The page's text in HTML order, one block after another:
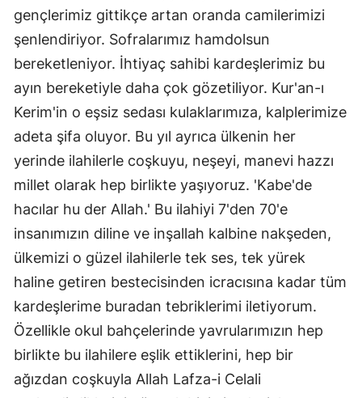
gençlerimiz gittikçe artan oranda camilerimizi
şenlendiriyor. Sofralarımız hamdolsun
bereketleniyor. İhtiyaç sahibi kardeşlerimiz bu
ayın bereketiyle daha çok gözetiliyor. Kur'an-ı
Kerim'in o eşsiz sedası kulaklarımıza, kalplerimize
adeta şifa oluyor. Bu yıl ayrıca ülkenin her
yerinde ilahilerle coşkuyu, neşeyi, manevi hazzı
millet olarak hep birlikte yaşıyoruz. 'Kabe'de
hacılar hu der Allah.' Bu ilahiyi 7'den 70'e
insanımızın diline ve inşallah kalbine nakşeden,
ülkemizi o güzel ilahilerle tek ses, tek yürek
haline getiren bestecisinden icracısına kadar tüm
kardeşlerime buradan tebriklerimi iletiyorum.
Özellikle okul bahçelerinde yavrularımızın hep
birlikte bu ilahilere eşlik ettiklerini, hep bir
ağızdan coşkuyla Allah Lafza-i Celali